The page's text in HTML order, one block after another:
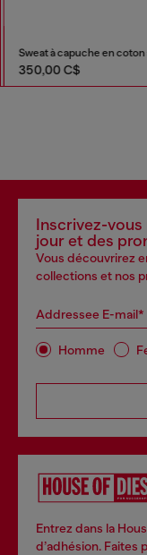
350,00 C$
Inscrivez-
jour et des
Vous découvrirez
collections et nos
Addressee E-mail*
Homme
Entrez dans la
d’adhésion. Faites